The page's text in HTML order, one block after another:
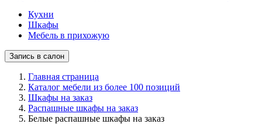
Кухни
Шкафы
Мебель в прихожую
Запись в салон
Главная страница
Каталог мебели из более 100 позиций
Шкафы на заказ
Распашные шкафы на заказ
Белые распашные шкафы на заказ